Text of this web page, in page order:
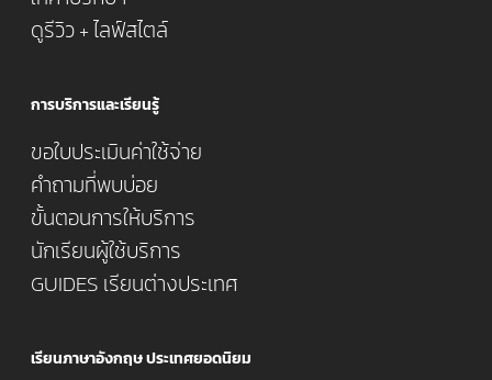
ดูรีวิว + ไลฟ์สไตล์
การบริการและเรียนรู้
ขอใบประเมินค่าใช้จ่าย
คำถามที่พบบ่อย
ขั้นตอนการให้บริการ
นักเรียนผู้ใช้บริการ
GUIDES เรียนต่างประเทศ
เรียนภาษาอังกฤษ ประเทศยอดนิยม